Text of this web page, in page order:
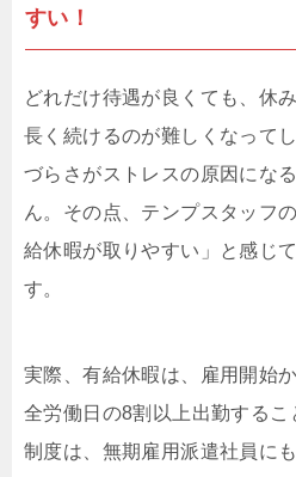
すい！
どれだけ待遇が良くても、休
長く続けるのが難しくなって
づらさがストレスの原因にな
ん。その点、テンプスタッフ
給休暇が取りやすい」と感じ
す。
実際、有給休暇は、雇用開始
全労働日の8割以上出勤する
制度は、無期雇用派遣社員に